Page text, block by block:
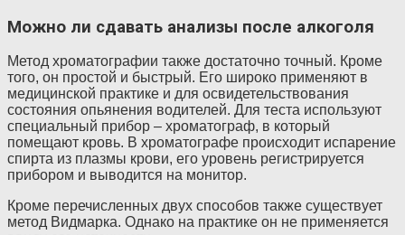
Можно ли сдавать анализы после алкоголя
Метод хроматографии также достаточно точный. Кроме
того, он простой и быстрый. Его широко применяют в
медицинской практике и для освидетельствования
состояния опьянения водителей. Для теста используют
специальный прибор – хроматограф, в который
помещают кровь. В хроматографе происходит испарение
спирта из плазмы крови, его уровень регистрируется
прибором и выводится на монитор.
Кроме перечисленных двух способов также существует
метод Видмарка. Однако на практике он не применяется